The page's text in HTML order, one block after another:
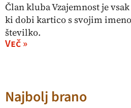
Član kluba Vzajemnost je
ki dobi kartico s svojim
številko.
Več »
Najbolj brano